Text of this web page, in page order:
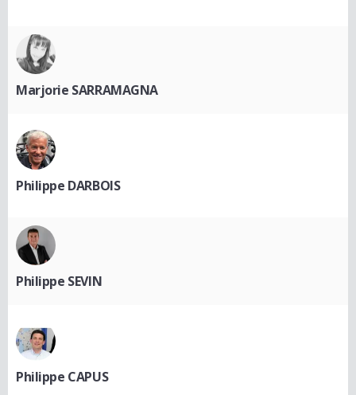
Marjorie SARRAMAGNA
Philippe DARBOIS
Philippe SEVIN
Philippe CAPUS